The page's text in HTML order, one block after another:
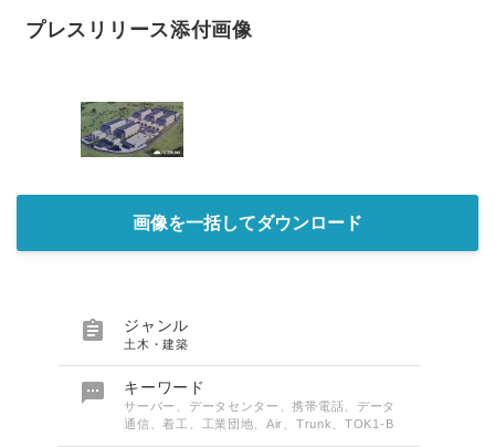
プレスリリース添付画像
画像を一括してダウンロード
 ジャンル
土木・建築
 キーワード
サーバー、データセンター、携帯電話、データ
通信、着工、工業団地、Air、Trunk、TOK1-B